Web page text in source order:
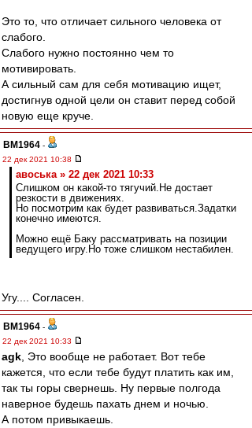
Это то, что отличает сильного человека от
слабого.
Слабого нужно постоянно чем то
мотивировать.
А сильный сам для себя мотивацию ищет,
достигнув одной цели он ставит перед собой
новую еще круче.
BM1964 -
22 дек 2021 10:38
авоська » 22 дек 2021 10:33
Слишком он какой-то тягучий.Не достает
резкости в движениях.
Но посмотрим как будет развиваться.Задатки
конечно имеются.
Можно ещё Баку рассматривать на позиции
ведущего игру.Но тоже слишком нестабилен.
Угу.... Согласен.
BM1964 -
22 дек 2021 10:33
agk , Это вообще не работает. Вот тебе
кажется, что если тебе будут платить как им,
так ты горы свернешь. Ну первые полгода
наверное будешь пахать днем и ночью.
А потом привыкаешь.